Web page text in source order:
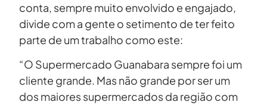
conta, sempre muito envolvido e engajado,
divide com a gente o setimento de ter feito
parte de um trabalho como este:
“O Supermercado Guanabara sempre foi um
cliente grande. Mas não grande por ser um
dos maiores supermercados da região com